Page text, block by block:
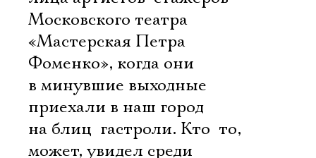
Московского театра
«Мастерская Петра
Фоменко», когда они
в минувшие выходные
приехали в наш город
на блиц  гастроли. Кто  то,
может, увидел среди